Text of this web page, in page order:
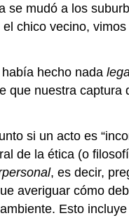
mudó a los
chico vecino,
hecho nada
que nuestra captura
si un acto es
de la ética (o
, es decir,
averiguar cómo
Esto